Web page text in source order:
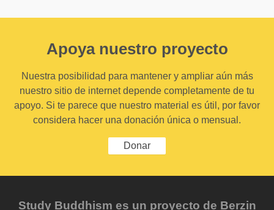
Apoya nuestro proyecto
Nuestra posibilidad para mantener y ampliar aún más
nuestro sitio de internet depende completamente de tu
apoyo. Si te parece que nuestro material es útil, por favor
considera hacer una donación única o mensual.
Donar
Study Buddhism es un proyecto de Berzin